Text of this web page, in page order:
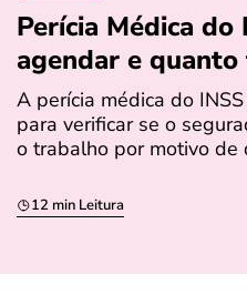
Perícia Médica do
agendar e
A perícia médica do
para verificar se o
o trabalho por motivo de
12 min Leitura